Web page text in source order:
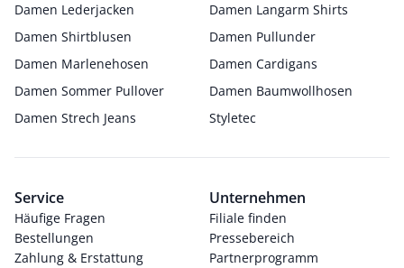
Damen Lederjacken
Damen Langarm Shirts
Damen Shirtblusen
Damen Pullunder
Damen Marlenehosen
Damen Cardigans
Damen Sommer Pullover
Damen Baumwollhosen
Damen Strech Jeans
Styletec
Service
Häufige Fragen
Bestellungen
Zahlung & Erstattung
Unternehmen
Filiale finden
Pressebereich
Partnerprogramm